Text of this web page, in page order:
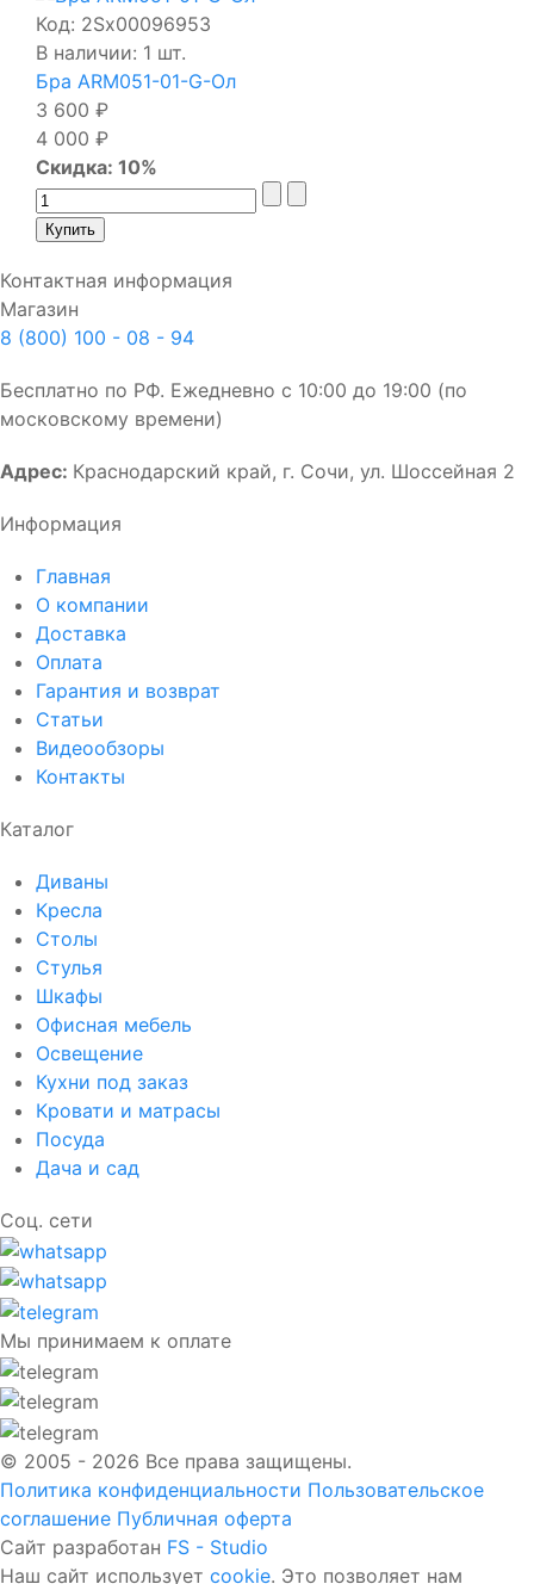
Код: 2Sх00096953
В наличии: 1 шт.
Бра ARM051-01-G-Ол
3 600 ₽
4 000 ₽
Скидка: 10%
Контактная информация
Магазин
8 (800) 100 - 08 - 94
Бесплатно по РФ. Ежедневно с 10:00 до 19:00 (по
московскому времени)
Адрес: Краснодарский край, г. Сочи, ул. Шоссейная 2
Информация
Главная
О компании
Доставка
Оплата
Гарантия и возврат
Статьи
Видеообзоры
Контакты
Каталог
Диваны
Кресла
Столы
Стулья
Шкафы
Офисная мебель
Освещение
Кухни под заказ
Кровати и матрасы
Посуда
Дача и сад
Соц. сети
Мы принимаем к оплате
© 2005 - 2026 Все права защищены.
Политика конфиденциальности Пользовательское
соглашение Публичная оферта
Сайт разработан FS - Studio
Наш сайт использует cookie. Это позволяет нам